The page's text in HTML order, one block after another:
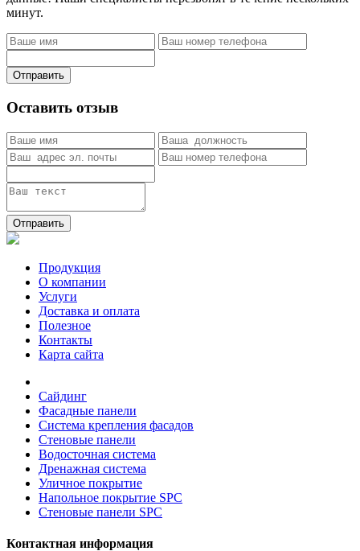
минут.
Отправить
Оставить отзыв
Отправить
Продукция
О компании
Услуги
Доставка и оплата
Полезное
Контакты
Карта сайта
Сайдинг
Фасадные панели
Система крепления фасадов
Стеновые панели
Водосточная система
Дренажная система
Уличное покрытие
Напольное покрытие SPC
Стеновые панели SPC
Контактная информация